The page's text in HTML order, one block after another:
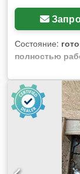
Состояние:
полностью
бункерный
деталей в
вибрационный
нержавеющей
перегородками
трехфазный
управления
отправке по